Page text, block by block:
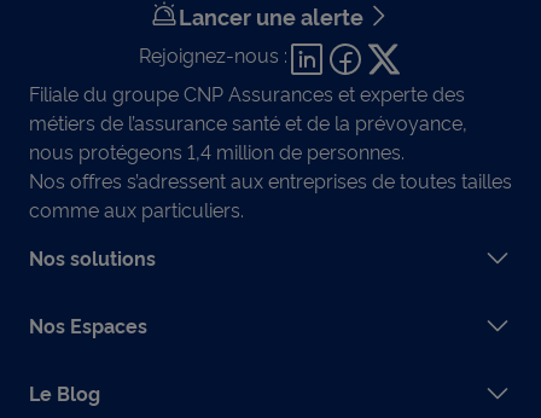
Lancer une alerte
Rejoignez-nous :
Filiale du groupe CNP Assurances et experte des
métiers de l’assurance santé et de la prévoyance,
nous protégeons 1,4 million de personnes.
Nos offres s’adressent aux entreprises de toutes tailles
comme aux particuliers.
Nos solutions
Nos Espaces
Le Blog